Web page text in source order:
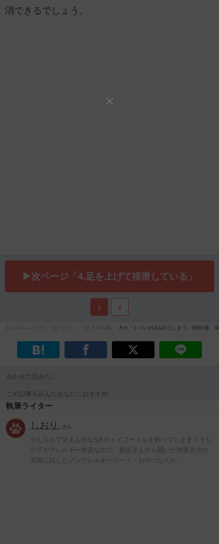
消できるでしょう。
▶次ページ「4.足を上げて排泄している」
1 2
犬の『トイレがはみ出てしまう』理由5選
合わせて読みたい
この記事を読んだあなたにおすすめ
執筆ライター
しおり さん
やんちゃで甘えん坊な5才のトイプードルを飼っています！うち
の子がアレルギー体質なので、獣医さんから聞いた対策方法や
実際に試したノンアレルギーフード・おやつなんか…